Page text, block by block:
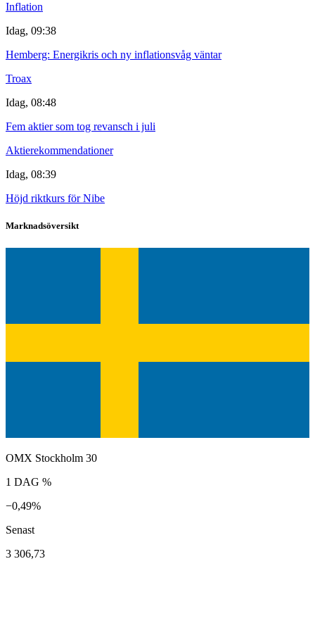
Inflation
Idag, 09:38
Hemberg: Energikris och ny inflationsvåg väntar
Troax
Idag, 08:48
Fem aktier som tog revansch i juli
Aktierekommendationer
Idag, 08:39
Höjd riktkurs för Nibe
Marknadsöversikt
OMX Stockholm 30
1 DAG %
−0,49%
Senast
3 306,73